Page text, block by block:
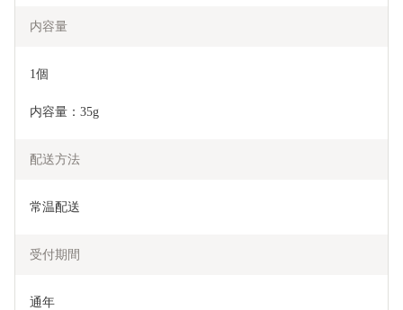
内容量
1個
内容量：35g
配送方法
常温配送
受付期間
通年